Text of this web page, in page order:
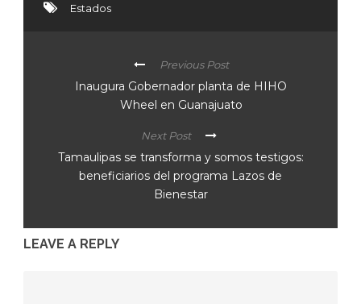
Estados
Previous Post
Inaugura Gobernador planta de HIHO
Wheel en Guanajuato
Next Post
Tamaulipas se transforma y somos testigos:
beneficiarios del programa Lazos de
Bienestar
LEAVE A REPLY